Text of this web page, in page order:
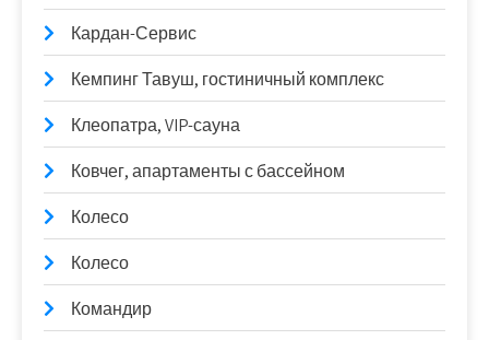
Кардан-Сервис
Кемпинг Тавуш, гостиничный комплекс
Клеопатра, VIP-сауна
Ковчег, апартаменты с бассейном
Колесо
Колесо
Командир